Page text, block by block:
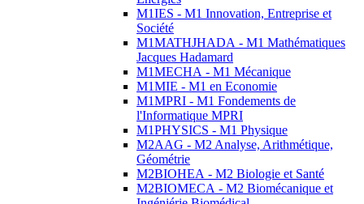
M1IES - M1 Innovation, Entreprise et
Société
M1MATHJHADA - M1 Mathématiques
Jacques Hadamard
M1MECHA - M1 Mécanique
M1MIE - M1 en Economie
M1MPRI - M1 Fondements de
l'Informatique MPRI
M1PHYSICS - M1 Physique
M2AAG - M2 Analyse, Arithmétique,
Géométrie
M2BIOHEA - M2 Biologie et Santé
M2BIOMECA - M2 Biomécanique et